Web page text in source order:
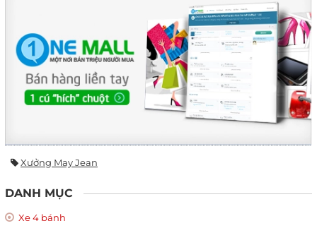
Xưởng May Jean
DANH MỤC
Xe 4 bánh